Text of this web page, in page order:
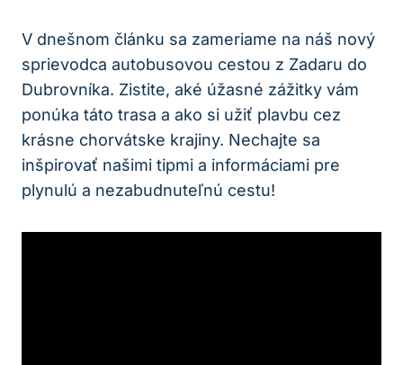
V dnešnom článku sa zameriame na náš nový
sprievodca autobusovou cestou z Zadaru do
Dubrovníka. Zistite, aké úžasné zážitky vám
ponúka táto trasa a ako si užiť plavbu cez
krásne chorvátske krajiny. Nechajte sa
inšpirovať našimi tipmi a informáciami pre
plynulú a nezabudnuteľnú cestu!